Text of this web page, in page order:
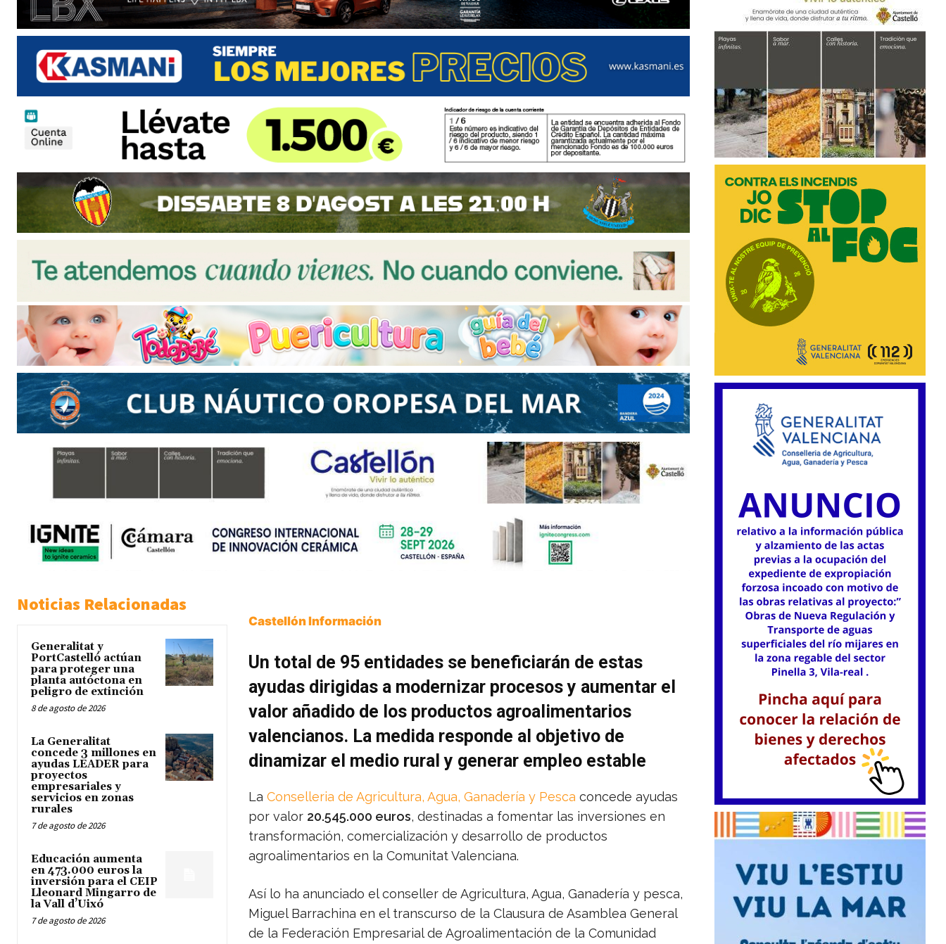
Noticias Relacionadas
Generalitat y
PortCastelló actúan
para proteger una
planta autóctona en
peligro de extinción
8 de agosto de 2026
La Generalitat
concede 3 millones en
ayudas LEADER para
proyectos
empresariales y
servicios en zonas
rurales
7 de agosto de 2026
Educación aumenta
en 473.000 euros la
inversión para el CEIP
Lleonard Mingarro de
la Vall d’Uixó
7 de agosto de 2026
Castellón Información
Un total de 95 entidades se beneficiarán de estas
ayudas dirigidas a modernizar procesos y aumentar el
valor añadido de los productos agroalimentarios
valencianos. La medida responde al objetivo de
dinamizar el medio rural y generar empleo estable
La Conselleria de Agricultura, Agua, Ganadería y Pesca concede ayudas
por valor 20.545.000 euros, destinadas a fomentar las inversiones en
transformación, comercialización y desarrollo de productos
agroalimentarios en la Comunitat Valenciana.
Así lo ha anunciado el conseller de Agricultura, Agua, Ganadería y pesca,
Miguel Barrachina en el transcurso de la Clausura de Asamblea General
de la Federación Empresarial de Agroalimentación de la Comunidad